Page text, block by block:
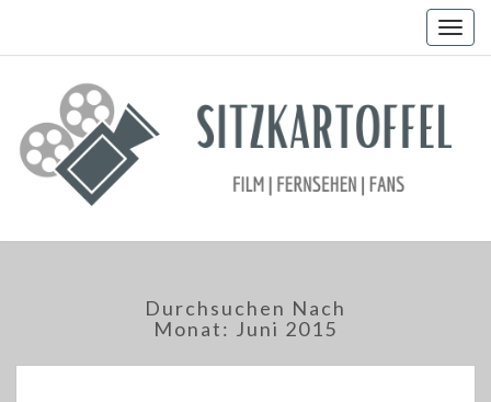
Durchsuchen Nach
Monat: Juni 2015